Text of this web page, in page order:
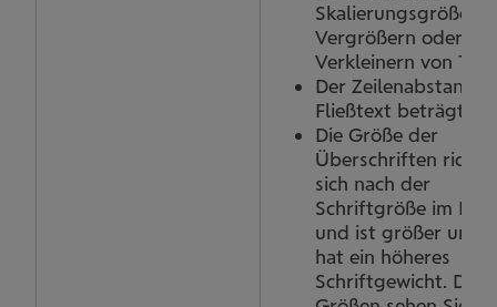
Skalierungsgröße
Vergrößern oder
Verkleinern von
Der Zeilenabstand
Fließtext beträgt 1,5.
Die Größe der
Überschriften
sich nach der
Schriftgröße im
und ist größer und/
hat ein höheres
Schriftgewicht. Die